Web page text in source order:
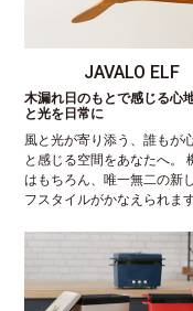
JAVALO ELF
木漏れ日のもとで感じる心
と光を日常に
風と光が寄り添う、誰もが
と感じる空間をあなたへ。
はもちろん、唯一無二の新
フスタイルがかなえられます